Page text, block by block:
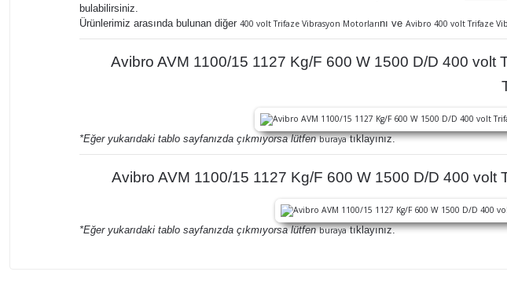
bulabilirsiniz.
Ürünlerimiz arasında bulunan diğer 400 volt Trifaze Vibrasyon Motorlarını ve Avibro 400 volt Trifaze
Avibro AVM 1100/15 1127 Kg/F 600 W 1500 D/D 400
*Eğer yukarıdaki tablo sayfanızda çıkmıyorsa lütfenburayatıklayınız.
Avibro AVM 1100/15 1127 Kg/F 600 W 1500 D/D 400
*Eğer yukarıdaki tablo sayfanızda çıkmıyorsa lütfenburayatıklayınız.